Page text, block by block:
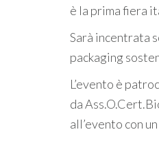
è la prima fiera
Sarà incentrata
packaging
L’evento è
da
all’evento con